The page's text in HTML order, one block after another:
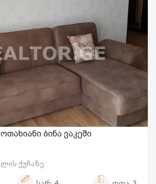
ბინა ვაკეში
ქუჩაზე